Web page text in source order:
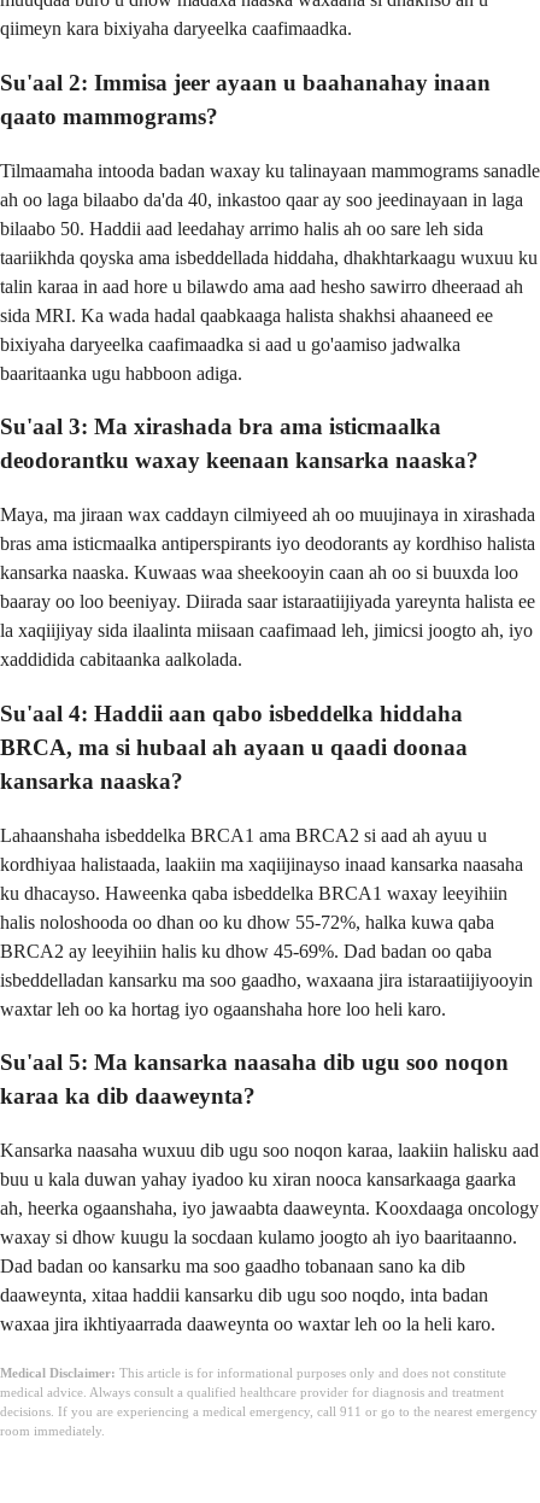
qiimeyn kara bixiyaha daryeelka caafimaadka.
Su'aal 2: Immisa jeer ayaan u baahanahay inaan
qaato mammograms?
Tilmaamaha intooda badan waxay ku talinayaan mammograms sanadle
ah oo laga bilaabo da'da 40, inkastoo qaar ay soo jeedinayaan in laga
bilaabo 50. Haddii aad leedahay arrimo halis ah oo sare leh sida
taariikhda qoyska ama isbeddellada hiddaha, dhakhtarkaagu wuxuu ku
talin karaa in aad hore u bilawdo ama aad hesho sawirro dheeraad ah
sida MRI. Ka wada hadal qaabkaaga halista shakhsi ahaaneed ee
bixiyaha daryeelka caafimaadka si aad u go'aamiso jadwalka
baaritaanka ugu habboon adiga.
Su'aal 3: Ma xirashada bra ama isticmaalka
deodorantku waxay keenaan kansarka naaska?
Maya, ma jiraan wax caddayn cilmiyeed ah oo muujinaya in xirashada
bras ama isticmaalka antiperspirants iyo deodorants ay kordhiso halista
kansarka naaska. Kuwaas waa sheekooyin caan ah oo si buuxda loo
baaray oo loo beeniyay. Diirada saar istaraatiijiyada yareynta halista ee
la xaqiijiyay sida ilaalinta miisaan caafimaad leh, jimicsi joogto ah, iyo
xaddidida cabitaanka aalkolada.
Su'aal 4: Haddii aan qabo isbeddelka hiddaha
BRCA, ma si hubaal ah ayaan u qaadi doonaa
kansarka naaska?
Lahaanshaha isbeddelka BRCA1 ama BRCA2 si aad ah ayuu u
kordhiyaa halistaada, laakiin ma xaqiijinayso inaad kansarka naasaha
ku dhacayso. Haweenka qaba isbeddelka BRCA1 waxay leeyihiin
halis noloshooda oo dhan oo ku dhow 55-72%, halka kuwa qaba
BRCA2 ay leeyihiin halis ku dhow 45-69%. Dad badan oo qaba
isbeddelladan kansarku ma soo gaadho, waxaana jira istaraatiijiyooyin
waxtar leh oo ka hortag iyo ogaanshaha hore loo heli karo.
Su'aal 5: Ma kansarka naasaha dib ugu soo noqon
karaa ka dib daaweynta?
Kansarka naasaha wuxuu dib ugu soo noqon karaa, laakiin halisku aad
buu u kala duwan yahay iyadoo ku xiran nooca kansarkaaga gaarka
ah, heerka ogaanshaha, iyo jawaabta daaweynta. Kooxdaaga oncology
waxay si dhow kuugu la socdaan kulamo joogto ah iyo baaritaanno.
Dad badan oo kansarku ma soo gaadho tobanaan sano ka dib
daaweynta, xitaa haddii kansarku dib ugu soo noqdo, inta badan
waxaa jira ikhtiyaarrada daaweynta oo waxtar leh oo la heli karo.
Medical Disclaimer: This article is for informational purposes only and does not constitute
medical advice. Always consult a qualified healthcare provider for diagnosis and treatment
decisions. If you are experiencing a medical emergency, call 911 or go to the nearest emergency
room immediately.